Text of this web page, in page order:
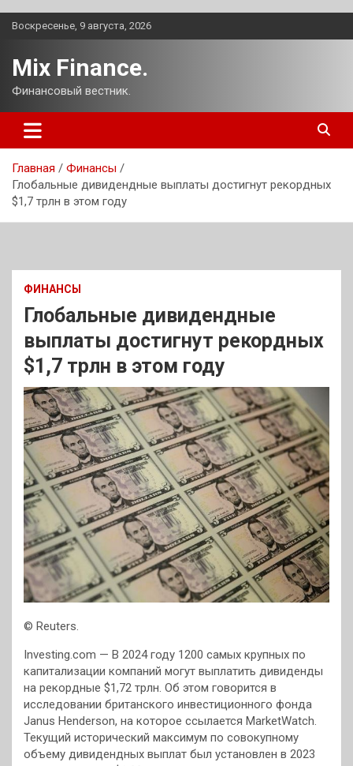
Перейти
Воскресенье, 9 августа, 2026
Mix Finance.
Финансовый вестник.
Главная
Финансы
Глобальные дивидендные выплаты достигнут рекордных
$1,7 трлн в этом году
ФИНАНСЫ
Глобальные дивидендные
выплаты достигнут рекордных
$1,7 трлн в этом году
© Reuters.
Investing.com — В 2024 году 1200 самых крупных по
капитализации компаний могут выплатить дивиденды
на рекордные $1,72 трлн. Об этом говорится в
исследовании британского инвестиционного фонда
Janus Henderson, на которое ссылается MarketWatch.
Текущий исторический максимум по совокупному
объему дивидендных выплат был установлен в 2023